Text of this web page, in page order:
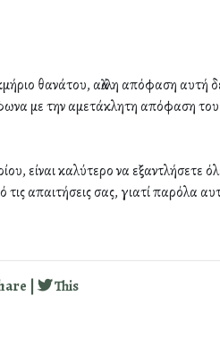
θανάτου, αλλά η απόφαση αυτή
με την αμετάκλητη απόφαση του
είναι καλύτερο να εξαντλήσετε
απαιτήσεις σας, γιατί παρόλα
|
This